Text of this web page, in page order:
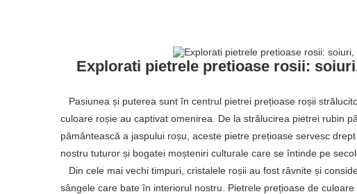
Explorati pietrele pretioase rosii:
Pasiunea și puterea sunt în centrul pietrei prețioase roșii
culoare roșie au captivat omenirea. De la strălucirea pietrei rubin
pământească a jaspului roșu, aceste pietre prețioase servesc
nostru tuturor și bogatei moșteniri culturale care se întinde pe
Din cele mai vechi timpuri, cristalele roșii au fost râvnite și
sângele care bate în interiorul nostru. Pietrele prețioase de